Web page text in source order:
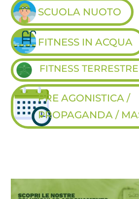
SCUOLA NUOTO
FITNESS IN ACQUA
FITNESS TERRESTRE
PRE AGONISTICA /
PROPAGANDA /